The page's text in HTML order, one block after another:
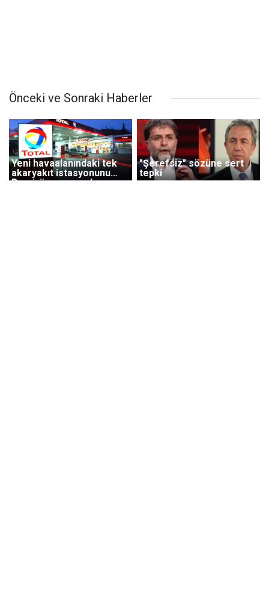
Önceki ve Sonraki Haberler
Yeni havaalanındaki tek
akaryakıt istasyonunu
Demirören açacak
"Şerefsiz" sözüne sert
tepki